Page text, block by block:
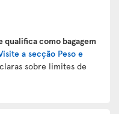
qualifica como bagagem
a secção Peso e
sobre limites de